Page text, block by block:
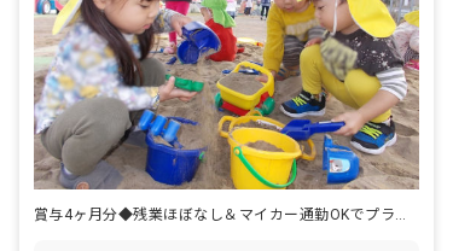
賞与4ヶ月分◆残業ほぼなし＆マイカー通勤OKでプライベート充実！